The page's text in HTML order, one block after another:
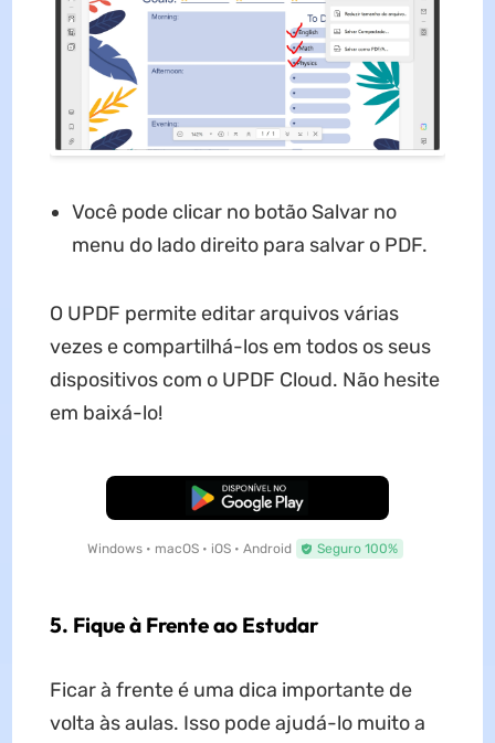
Você pode clicar no botão Salvar no
menu do lado direito para salvar o PDF.
O UPDF permite editar arquivos várias
vezes e compartilhá-los em todos os seus
dispositivos com o UPDF Cloud. Não hesite
em baixá-lo!
Baixar Grátis
Windows • macOS • iOS • Android Seguro 100%
5. Fique à Frente ao Estudar
Ficar à frente é uma dica importante de
volta às aulas. Isso pode ajudá-lo muito a